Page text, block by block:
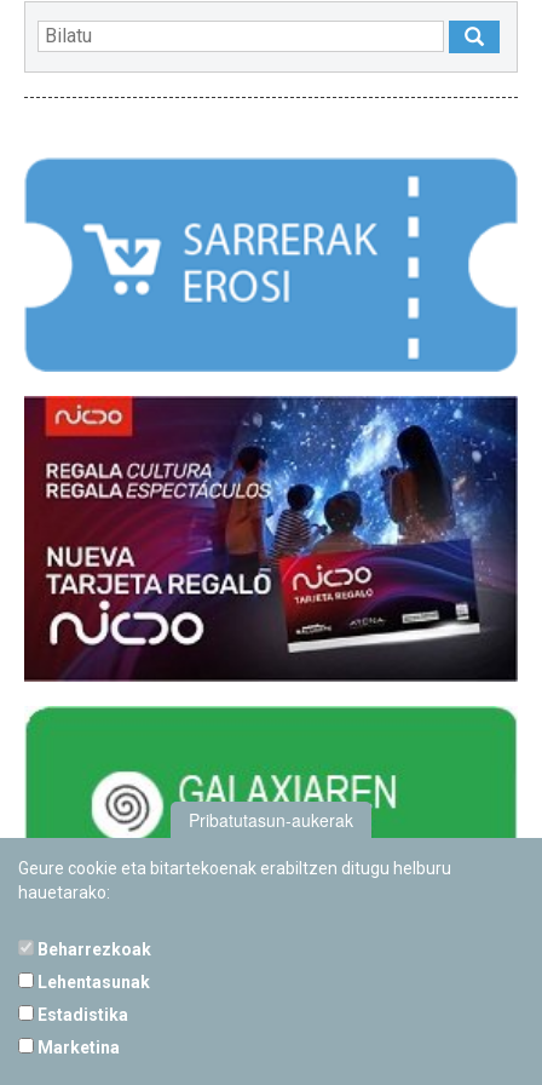
Pribatutasun-aukerak
Geure cookie eta bitartekoenak erabiltzen ditugu helburu
hauetarako:
Beharrezkoak
Lehentasunak
Estadistika
Marketina